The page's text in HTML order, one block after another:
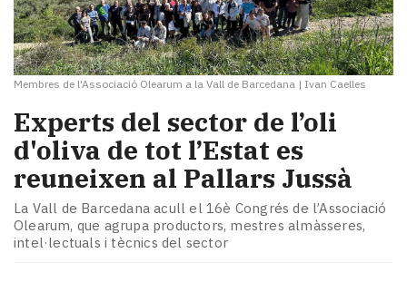
Membres de l'Associació Olearum a la Vall de Barcedana | Ivan Caelles
Experts del sector de l’oli
d'oliva de tot l’Estat es
reuneixen al Pallars Jussà
La Vall de Barcedana acull el 16è Congrés de l’Associació
Olearum, que agrupa productors, mestres almàsseres,
intel·lectuals i tècnics del sector